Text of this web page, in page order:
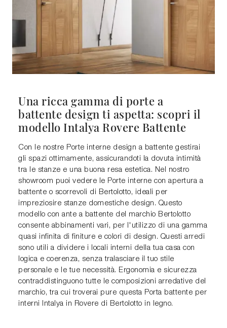
Una ricca gamma di porte a
battente design ti aspetta: scopri il
modello Intalya Rovere Battente
Con le nostre Porte interne design a battente gestirai
gli spazi ottimamente, assicurandoti la dovuta intimità
tra le stanze e una buona resa estetica. Nel nostro
showroom puoi vedere le Porte interne con apertura a
battente o scorrevoli di Bertolotto, ideali per
impreziosire stanze domestiche design. Questo
modello con ante a battente del marchio Bertolotto
consente abbinamenti vari, per l'utilizzo di una gamma
quasi infinita di finiture e colori di design. Questi arredi
sono utili a dividere i locali interni della tua casa con
logica e coerenza, senza tralasciare il tuo stile
personale e le tue necessità. Ergonomia e sicurezza
contraddistinguono tutte le composizioni arredative del
marchio, tra cui troverai pure questa Porta battente per
interni Intalya in Rovere di Bertolotto in legno.